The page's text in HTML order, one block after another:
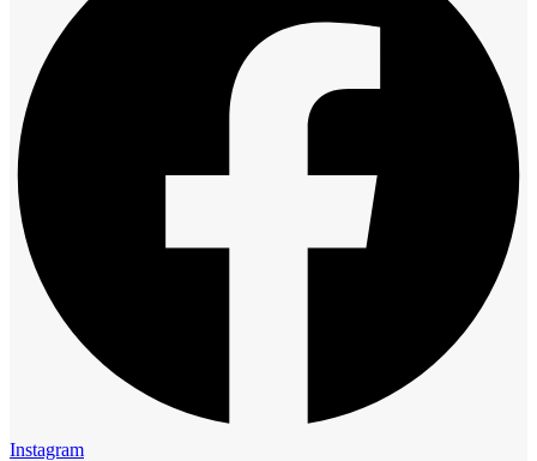
Instagram